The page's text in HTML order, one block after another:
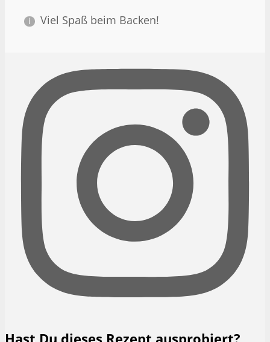
Viel Spaß beim Backen!